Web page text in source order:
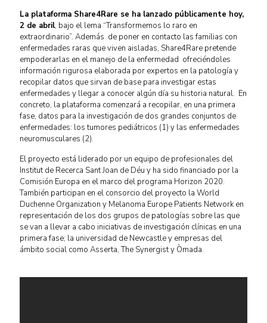
La plataforma Share4Rare se ha lanzado públicamente hoy,
2 de abril, bajo el lema “Transformemos lo raro en
extraordinario”. Además de poner en contacto las familias con
enfermedades raras que viven aisladas, Share4Rare pretende
empoderarlas en el manejo de la enfermedad ofreciéndoles
información rigurosa elaborada por expertos en la patología y
recopilar datos que sirvan de base para investigar estas
enfermedades y llegar a conocer algún día su historia natural. En
concreto, la plataforma comenzará a recopilar, en una primera
fase, datos para la investigación de dos grandes conjuntos de
enfermedades: los tumores pediátricos (1) y las enfermedades
neuromusculares (2).
El proyecto está liderado por un equipo de profesionales del
Institut de Recerca Sant Joan de Déu y ha sido financiado por la
Comisión Europa en el marco del programa Horizon 2020.
También participan en el consorcio del proyecto la World
Duchenne Organization y Melanoma Europe Patients Network en
representación de los dos grupos de patologías sobre las que
se van a llevar a cabo iniciativas de investigación clínicas en una
primera fase; la universidad de Newcastle y empresas del
ámbito social como Asserta, The Synergist y Òmada.